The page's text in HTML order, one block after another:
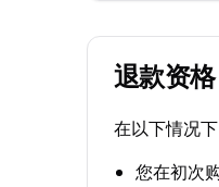
退款资格
在以下情况
您在初次